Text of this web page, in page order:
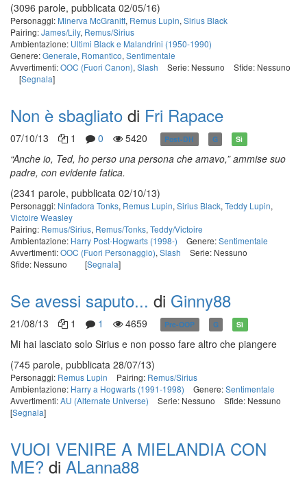
(3096 parole, pubblicata 02/05/16)
Personaggi: Minerva McGranitt, Remus Lupin, Sirius Black
Pairing:James/Lily, Remus/Sirius
Ambientazione: Ultimi Black e Malandrini (1950-1990)
Genere:Generale, Romantico, Sentimentale
Avvertimenti:OOC (Fuori Canon), Slash Serie: Nessuno
Sfide: Nessuno
[Segnala]
Non è sbagliato di Fri Rapace
07/10/13 1 0 5420 Post-DH G Sì
“Anche io, Ted, ho perso una persona che amavo,” ammise suo
padre, con evidente fatica.
(2341 parole, pubblicata 02/10/13)
Personaggi: Ninfadora Tonks, Remus Lupin, Sirius Black, Teddy Lupin,
Victoire Weasley
Pairing: Remus/Sirius, Remus/Tonks, Teddy/Victoire
Ambientazione: Harry Post-Hogwarts (1998-) Genere:Sentimentale
Avvertimenti:OOC (Fuori Personaggio), Slash
Serie: Nessuno
Sfide: Nessuno
[Segnala]
Se avessi saputo... di Ginny88
21/08/13 1 1 4659 Pre-OOP G Sì
Mi hai lasciato solo Sirius e non posso fare altro che piangere
(745 parole, pubblicata 28/07/13)
Personaggi: Remus Lupin Pairing: Remus/Sirius
Ambientazione: Harry a Hogwarts (1991-1998) Genere:Sentimentale
Avvertimenti:AU (Alternate Universe) Serie: Nessuno
Sfide: Nessuno
[Segnala]
VUOI VENIRE A MIELANDIA CON
ME? di ALanna88